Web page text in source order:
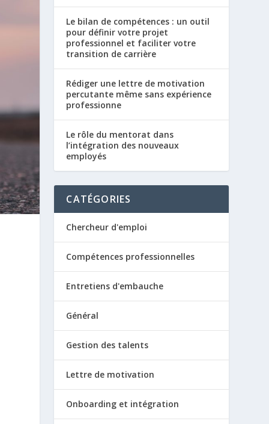
Le bilan de compétences : un outil
pour définir votre projet
professionnel et faciliter votre
transition de carrière
Rédiger une lettre de motivation
percutante même sans expérience
professionne
Le rôle du mentorat dans
l’intégration des nouveaux
employés
CATÉGORIES
Chercheur d'emploi
Compétences professionnelles
Entretiens d'embauche
Général
Gestion des talents
Lettre de motivation
Onboarding et intégration